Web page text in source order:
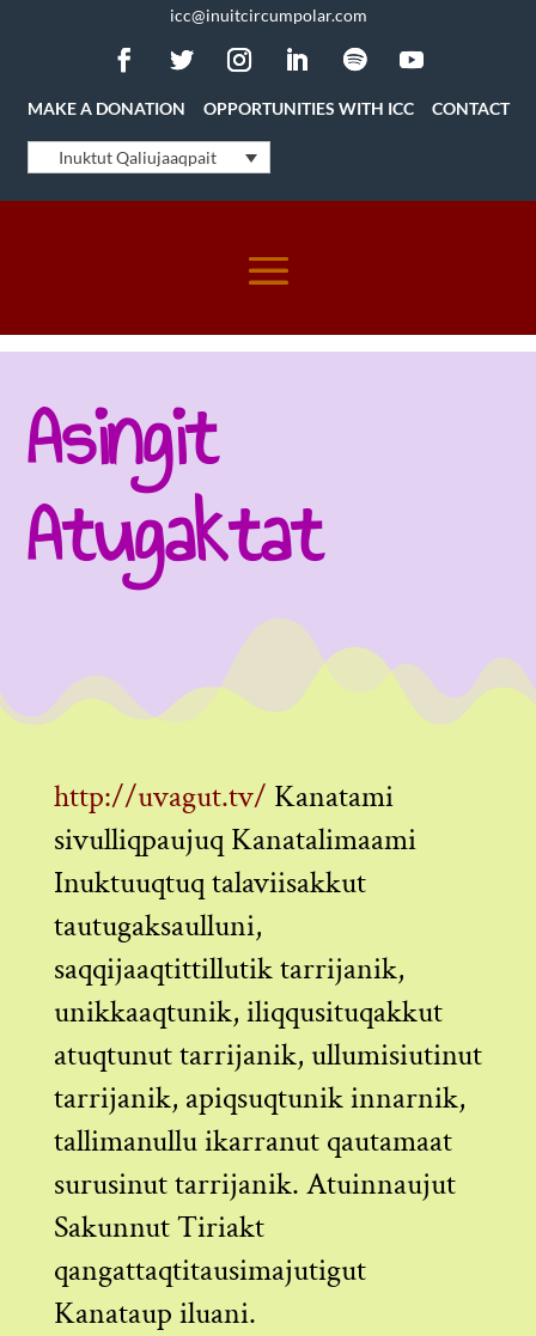
icc@inuitcircumpolar.com
MAKE A DONATION OPPORTUNITIES WITH ICC CONTACT
Inuktut Qaliujaaqpait
Asingit
Atugaktat
http://uvagut.tv/ Kanatami
sivulliqpaujuq Kanatalimaami
Inuktuuqtuq talaviisakkut
tautugaksaulluni,
saqqijaaqtittillutik tarrijanik,
unikkaaqtunik, iliqqusituqakkut
atuqtunut tarrijanik, ullumisiutinut
tarrijanik, apiqsuqtunik innarnik,
tallimanullu ikarranut qautamaat
surusinut tarrijanik. Atuinnaujut
Sakunnut Tiriakt
qangattaqtitausimajutigut
Kanataup iluani.